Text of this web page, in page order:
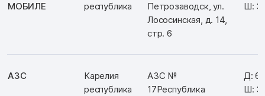
МОБИЛЕ
республика
Петрозаводск, ул.
Лососинская, д. 14,
стр. 6
Ш:
АЗС
Карелия
республика
АЗС №
17Республика
Д:
Ш: